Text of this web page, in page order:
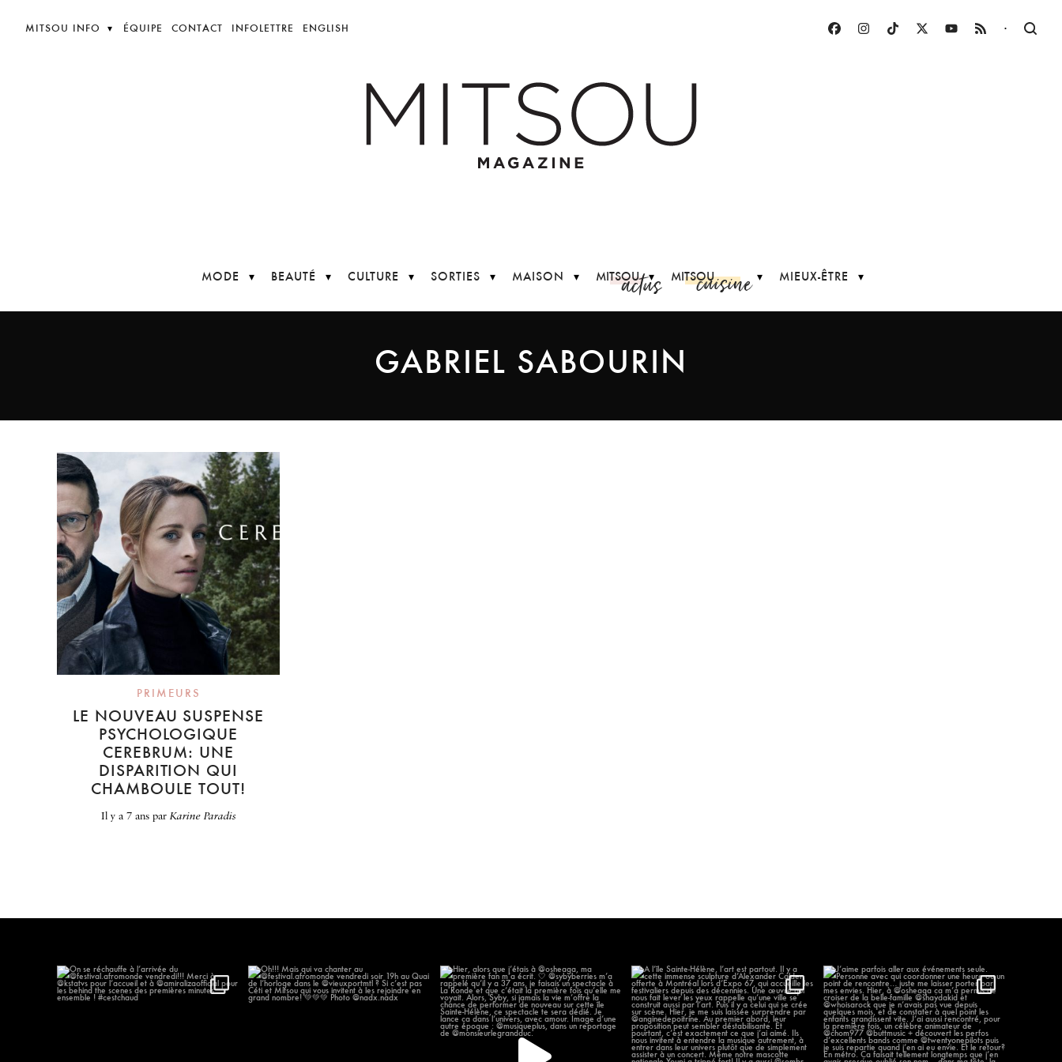
MITSOU INFO ÉQUIPE CONTACT INFOLETTRE ENGLISH ·
MODE BEAUTÉ CULTURE SORTIES MAISON MITSOUactus MITSOUcuisine MIEUX-ÊTRE
GABRIEL SABOURIN
PRIMEURS
LE NOUVEAU SUSPENSE
PSYCHOLOGIQUE
CEREBRUM: UNE
DISPARITION QUI
CHAMBOULE TOUT!
il y a 7 anspar Karine Paradis
On se réchauffe à l’arrivée du...
Oh!!! Mais qui va chanter au
@festival.afromonde...
Hier, alors que j’étais à @osheaga, ma
première...
57 12
À l’île Sainte-Hélène, l’art est partout.
...
296 12
J’aime parfois aller aux événements
seule....
1297 58